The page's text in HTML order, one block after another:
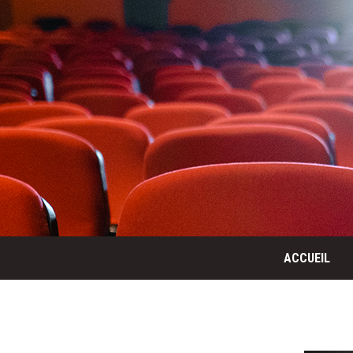
ACCUEIL